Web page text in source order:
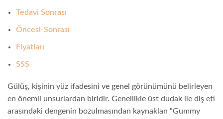
Tedavi Sonrası
Öncesi-Sonrası
Fiyatları
SSS
Gülüş, kişinin yüz ifadesini ve genel görünümünü belirleyen
en önemli unsurlardan biridir. Genellikle üst dudak ile diş eti
arasındaki dengenin bozulmasından kaynaklan “Gummy